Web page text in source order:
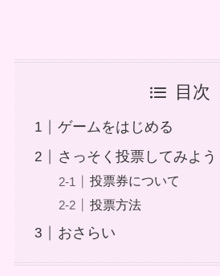
目次
ゲームをはじめる
さっそく投票してみよう
投票券について
投票方法
おさらい